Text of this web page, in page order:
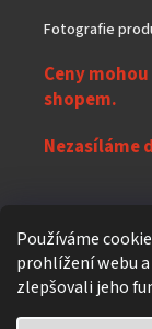
Používáme
prohlížení webu
zlepšovali jeho
Fotografie
Ceny
shopem.
Nezasíláme